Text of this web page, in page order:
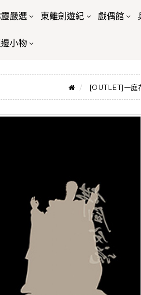
嚴選 東離劍遊紀 戲偶館
小物
[OUTLET]一庭